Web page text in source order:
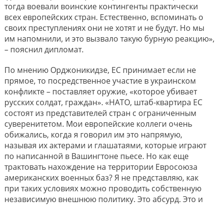
тогда воевали воинские контингенты практически
всех европейских стран. Естественно, вспоминать о
своих преступлениях они не хотят и не будут. Но мы
им напомнили, и это вызвало такую бурную реакцию»,
– пояснил дипломат.
По мнению Орджоникидзе, ЕС принимает если не
прямое, то посредственное участие в украинском
конфликте – поставляет оружие, «которое убивает
русских солдат, граждан». «НАТО, штаб-квартира ЕС
состоят из представителей стран с ограниченным
суверенитетом. Мои европейские коллеги очень
обижались, когда я говорил им это напрямую,
называя их актерами и глашатаями, которые играют
по написанной в Вашингтоне пьесе. Но как еще
трактовать нахождение на территории Евросоюза
американских военных баз? Я не представляю, как
при таких условиях можно проводить собственную
независимую внешнюю политику. Это абсурд. Это и